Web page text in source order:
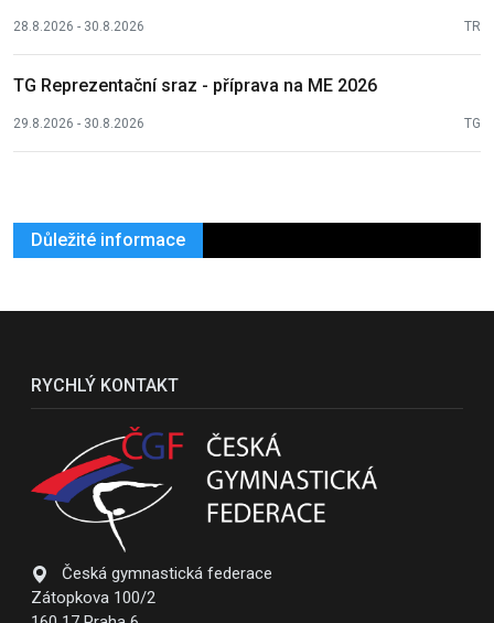
28.8.2026 - 30.8.2026 TR
TG Reprezentační sraz - příprava na ME 2026
29.8.2026 - 30.8.2026 TG
Důležité informace
RYCHLÝ KONTAKT
Česká gymnastická federace
Zátopkova 100/2